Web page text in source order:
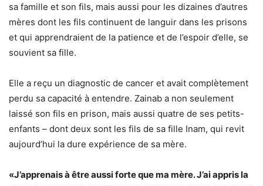
sa famille et son fils, mais aussi pour les dizaines d’autres
mères dont les fils continuent de languir dans les prisons
et qui apprendraient de la patience et de l’espoir d’elle, se
souvient sa fille.
Elle a reçu un diagnostic de cancer et avait complètement
perdu sa capacité à entendre. Zainab a non seulement
laissé son fils en prison, mais aussi quatre de ses petits-
enfants – dont deux sont les fils de sa fille Inam, qui revit
aujourd’hui la dure expérience de sa mère.
«J’apprenais à être aussi forte que ma mère. J’ai appris la